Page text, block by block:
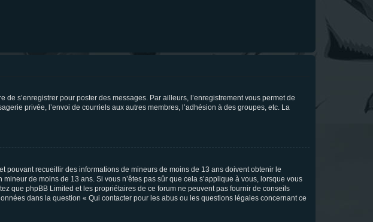
s’enregistrer pour poster des messages. Par ailleurs, l’enregistrement vous permet de
privée, l’envoi de courriels aux autres membres, l’adhésion à des groupes, etc. La
pouvant recueillir des informations de mineurs de moins de 13 ans doivent obtenir le
de moins de 13 ans. Si vous n’êtes pas sûr que cela s’applique à vous, lorsque vous
que phpBB Limited et les propriétaires de ce forum ne peuvent pas fournir de conseils
dans la question « Qui contacter pour les abus ou les questions légales concernant ce